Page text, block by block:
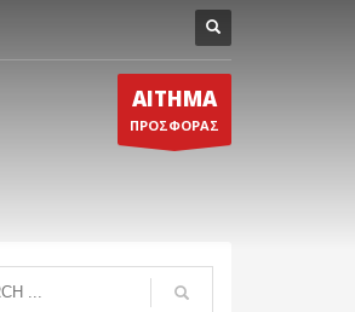
ΑΙΤΗΜΑ
ΠΡΟΣΦΟΡΑΣ